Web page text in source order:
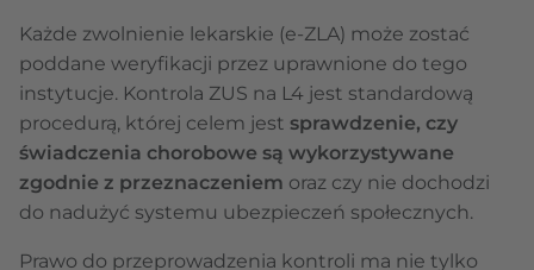
Każde zwolnienie lekarskie (e-ZLA) może zostać
poddane weryfikacji przez uprawnione do tego
instytucje. Kontrola ZUS na L4 jest standardową
procedurą, której celem jest sprawdzenie, czy
świadczenia chorobowe są wykorzystywane
zgodnie z przeznaczeniem oraz czy nie dochodzi
do nadużyć systemu ubezpieczeń społecznych.
Prawo do przeprowadzenia kontroli ma nie tylko